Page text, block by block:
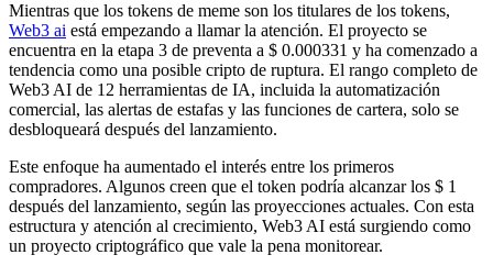
Mientras que los tokens de meme son los titulares de los tokens,
Web3 ai está empezando a llamar la atención. El proyecto se
encuentra en la etapa 3 de preventa a $ 0.000331 y ha comenzado a
tendencia como una posible cripto de ruptura. El rango completo de
Web3 AI de 12 herramientas de IA, incluida la automatización
comercial, las alertas de estafas y las funciones de cartera, solo se
desbloqueará después del lanzamiento.
Este enfoque ha aumentado el interés entre los primeros
compradores. Algunos creen que el token podría alcanzar los $ 1
después del lanzamiento, según las proyecciones actuales. Con esta
estructura y atención al crecimiento, Web3 AI está surgiendo como
un proyecto criptográfico que vale la pena monitorear.